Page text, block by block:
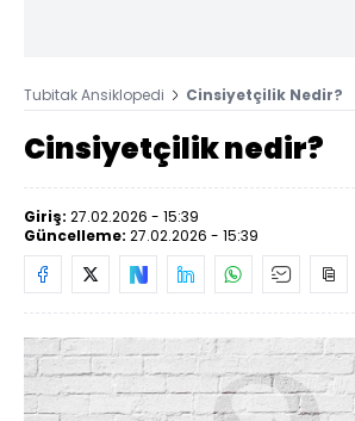
Tubitak Ansiklopedi Cinsiyetçilik Nedir?
Cinsiyetçilik nedir?
Giriş: 27.02.2026 - 15:39
Güncelleme: 27.02.2026 - 15:39